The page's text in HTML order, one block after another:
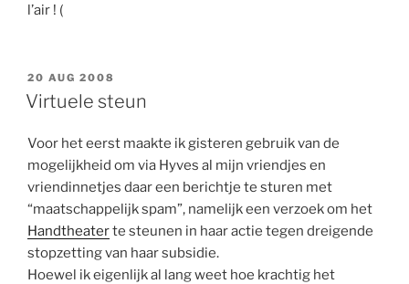
l’air ! (
GEPLAATST
OP
20 AUG 2008
Virtuele steun
Voor het eerst maakte ik gisteren gebruik van de
mogelijkheid om via Hyves al mijn vriendjes en
vriendinnetjes daar een berichtje te sturen met
“maatschappelijk spam”, namelijk een verzoek om het
Handtheaterte steunen in haar actie tegen dreigende
stopzetting van haar subsidie.
Hoewel ik eigenlijk al lang weet hoe krachtig het